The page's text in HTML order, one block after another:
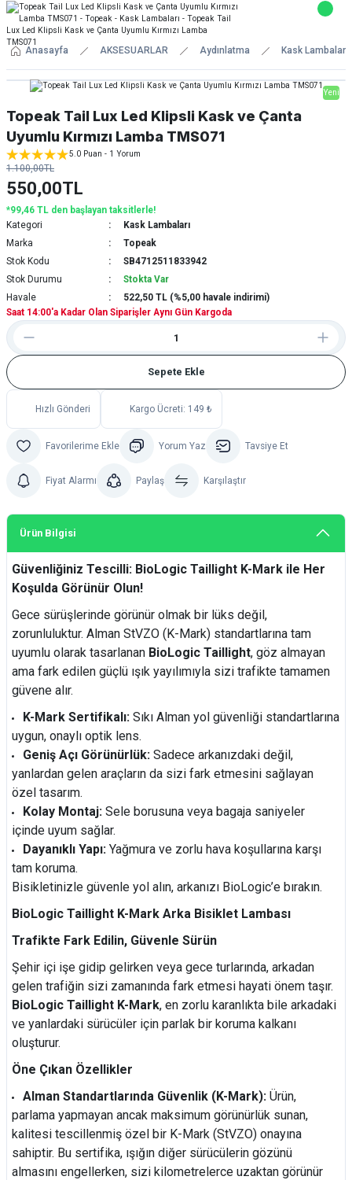
Anasayfa AKSESUARLAR Aydınlatma Kask Lambaları
Yeni
Topeak Tail Lux Led Klipsli Kask ve Çanta
Uyumlu Kırmızı Lamba TMS071
5.0 Puan - 1 Yorum
1.100,00TL
550,00TL
*99,46 TL den başlayan taksitlerle!
Kategori
Kask Lambaları
Marka
Topeak
Stok Kodu
SB4712511833942
Stok Durumu
Stokta Var
Havale
522,50 TL (%5,00 havale indirimi)
Saat 14:00'a Kadar Olan Siparişler Aynı Gün Kargoda
Sepete Ekle
Hızlı Gönderi Kargo Ücreti: 149 ₺
Yorum Yaz Tavsiye Et
Fiyat Alarmı Paylaş Karşılaştır
Ürün Bilgisi
Güvenliğiniz Tescilli: BioLogic Taillight K-Mark ile Her
Koşulda Görünür Olun!
Gece sürüşlerinde görünür olmak bir lüks değil,
zorunluluktur. Alman StVZO (K-Mark) standartlarına tam
uyumlu olarak tasarlanan BioLogic Taillight, göz almayan
ama fark edilen güçlü ışık yayılımıyla sizi trafikte tamamen
güvene alır.
K-Mark Sertifikalı: Sıkı Alman yol güvenliği standartlarına
uygun, onaylı optik lens.
Geniş Açı Görünürlük: Sadece arkanızdaki değil,
yanlardan gelen araçların da sizi fark etmesini sağlayan
özel tasarım.
Kolay Montaj: Sele borusuna veya bagaja saniyeler
içinde uyum sağlar.
Dayanıklı Yapı: Yağmura ve zorlu hava koşullarına karşı
tam koruma.
Bisikletinizle güvenle yol alın, arkanızı BioLogic’e bırakın.
BioLogic Taillight K-Mark Arka Bisiklet Lambası
Trafikte Fark Edilin, Güvenle Sürün
Şehir içi işe gidip gelirken veya gece turlarında, arkadan
gelen trafiğin sizi zamanında fark etmesi hayati önem taşır.
BioLogic Taillight K-Mark, en zorlu karanlıkta bile arkadaki
ve yanlardaki sürücüler için parlak bir koruma kalkanı
oluşturur.
Öne Çıkan Özellikler
Alman Standartlarında Güvenlik (K-Mark): Ürün,
parlama yapmayan ancak maksimum görünürlük sunan,
kalitesi tescillenmiş özel bir K-Mark (StVZO) onayına
sahiptir. Bu sertifika, ışığın diğer sürücülerin gözünü
almasını engellerken, sizi kilometrelerce uzaktan görünür